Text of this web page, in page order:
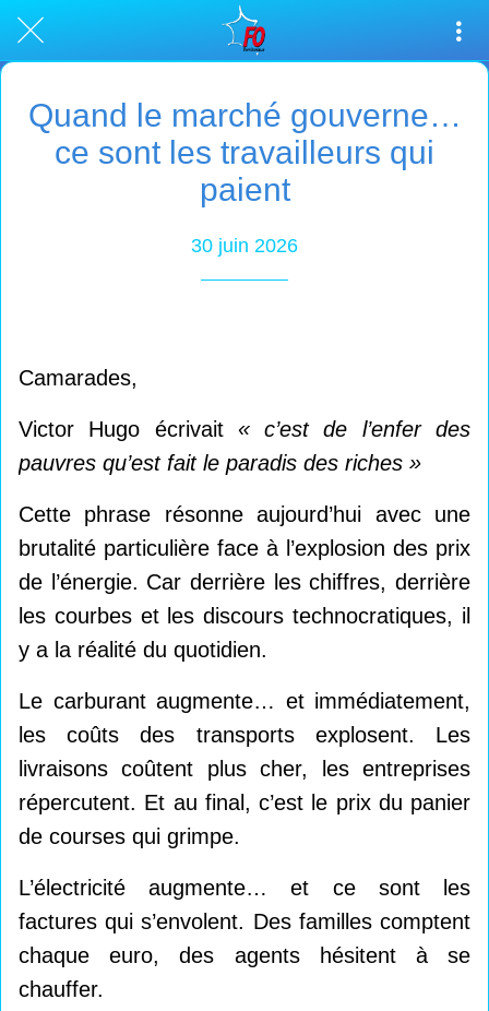
Quand le marché gouverne…
ce sont les travailleurs qui
paient
30 juin 2026
Camarades,
Victor Hugo écrivait « c’est de l’enfer des
pauvres qu’est fait le paradis des riches »
Cette phrase résonne aujourd’hui avec une
brutalité particulière face à l’explosion des prix
de l’énergie. Car derrière les chiffres, derrière
les courbes et les discours technocratiques, il
y a la réalité du quotidien.
Le carburant augmente… et immédiatement,
les coûts des transports explosent. Les
livraisons coûtent plus cher, les entreprises
répercutent. Et au final, c’est le prix du panier
de courses qui grimpe.
L’électricité augmente… et ce sont les
factures qui s’envolent. Des familles comptent
chaque euro, des agents hésitent à se
chauffer.